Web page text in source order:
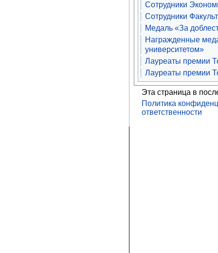
Сотрудники
Сотрудники
Медаль «За
Награжденные
университетом»
Лауреаты премии
Лауреаты премии
Эта страница в
Политика
ответственности